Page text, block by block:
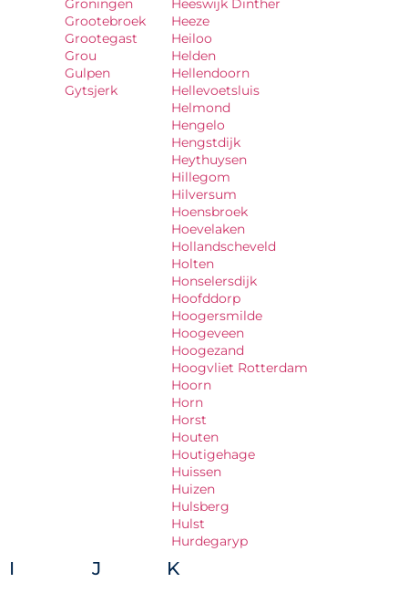
Groningen
Grootebroek
Grootegast
Grou
Gulpen
Gytsjerk
Heeswijk Dinther
Heeze
Heiloo
Helden
Hellendoorn
Hellevoetsluis
Helmond
Hengelo
Hengstdijk
Heythuysen
Hillegom
Hilversum
Hoensbroek
Hoevelaken
Hollandscheveld
Holten
Honselersdijk
Hoofddorp
Hoogersmilde
Hoogeveen
Hoogezand
Hoogvliet Rotterdam
Hoorn
Horn
Horst
Houten
Houtigehage
Huissen
Huizen
Hulsberg
Hulst
Hurdegaryp
I J K